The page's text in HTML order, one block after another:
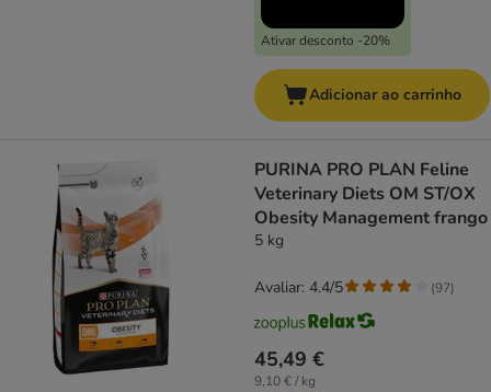
Ativar desconto -20%
Adicionar ao carrinho
PURINA PRO PLAN Feline
Veterinary Diets OM ST/OX
Obesity Management frango
5 kg
45,49 €
9,10 € / kg
Avaliar: 4.4/5 (97)